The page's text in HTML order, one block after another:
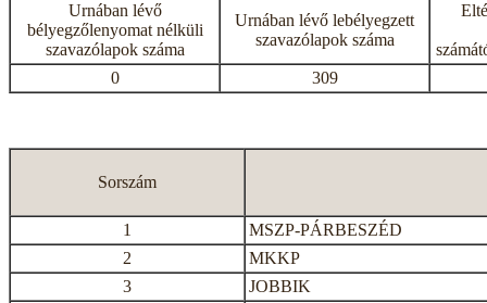
Urnában lévő
bélyegzőlenyomat nélküli
szavazólapok száma
Urnában lévő lebélyegzett
szavazólapok száma
0
309
Sorszám
1
MSZP-PÁRBESZÉD
2
MKKP
3
JOBBIK